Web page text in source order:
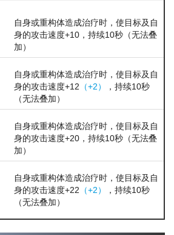
自身或重构体造成治疗时，使目标及自
身的攻击速度+10，持续10秒（无法叠
加）
自身或重构体造成治疗时，使目标及自
身的攻击速度+12 （+2）
，持续10秒
（无法叠加）
自身或重构体造成治疗时，使目标及自
身的攻击速度+20，持续10秒（无法叠
加）
自身或重构体造成治疗时，使目标及自
身的攻击速度+22 （+2）
，持续10秒
（无法叠加）